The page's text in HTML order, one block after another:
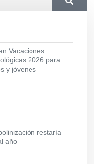
Vacaciones
2026 para
y jóvenes
restaría
año